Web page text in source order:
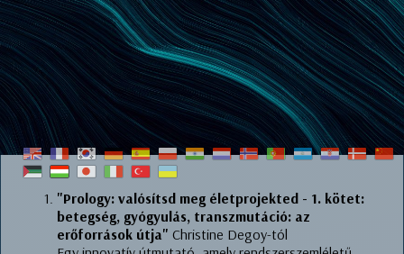
"Prology: valósítsd meg életprojekted - 1. kötet:
betegség, gyógyulás, transzmutáció: az
erőforrások útja" Christine Degoy-tól